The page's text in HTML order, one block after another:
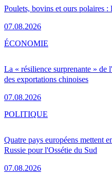
Poulets, bovins et ours polaires :
07.08.2026
La « résilience surprenante » de
des exportations chinoises
07.08.2026
ÉCONOMIE
Quatre pays européens mettent
Russie pour l'Ossétie du Sud
07.08.2026
POLITIQUE